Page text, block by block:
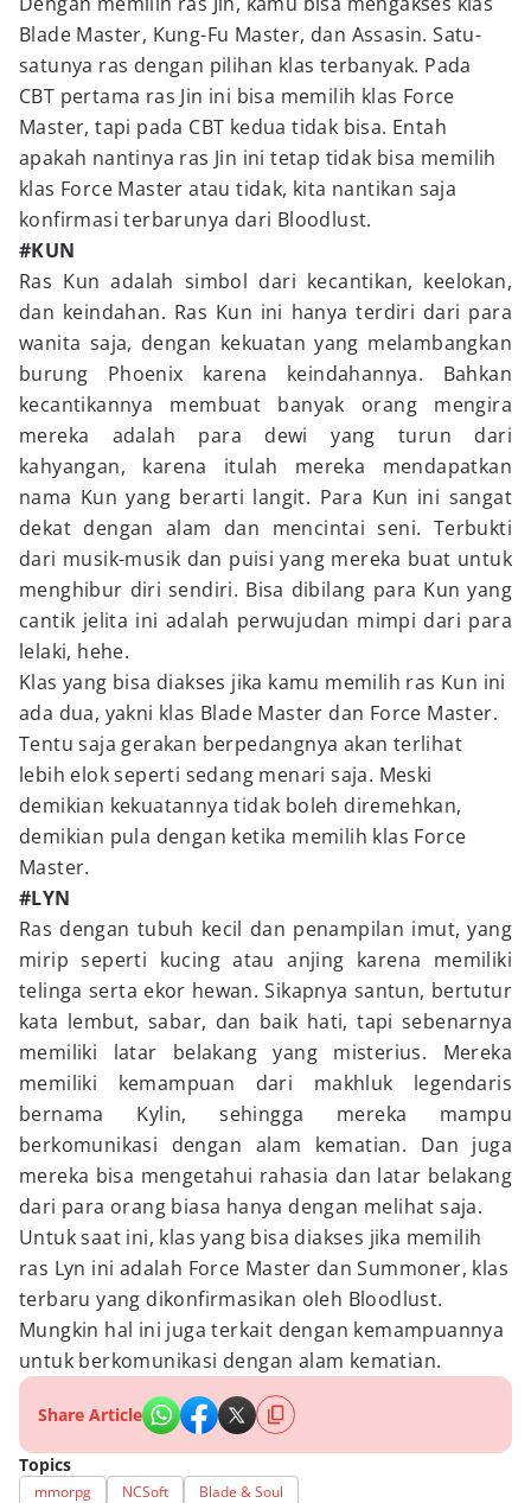
Blade Master, Kung-Fu Master, dan Assasin. Satu-
satunya ras dengan pilihan klas terbanyak. Pada
CBT pertama ras Jin ini bisa memilih klas Force
Master, tapi pada CBT kedua tidak bisa. Entah
apakah nantinya ras Jin ini tetap tidak bisa memilih
klas Force Master atau tidak, kita nantikan saja
konfirmasi terbarunya dari Bloodlust.
#KUN
Ras Kun adalah simbol dari kecantikan, keelokan,
dan keindahan. Ras Kun ini hanya terdiri dari para
wanita saja, dengan kekuatan yang melambangkan
burung Phoenix karena keindahannya. Bahkan
kecantikannya membuat banyak orang mengira
mereka adalah para dewi yang turun dari
kahyangan, karena itulah mereka mendapatkan
nama Kun yang berarti langit. Para Kun ini sangat
dekat dengan alam dan mencintai seni. Terbukti
dari musik-musik dan puisi yang mereka buat untuk
menghibur diri sendiri. Bisa dibilang para Kun yang
cantik jelita ini adalah perwujudan mimpi dari para
lelaki, hehe.
Klas yang bisa diakses jika kamu memilih ras Kun ini
ada dua, yakni klas Blade Master dan Force Master.
Tentu saja gerakan berpedangnya akan terlihat
lebih elok seperti sedang menari saja. Meski
demikian kekuatannya tidak boleh diremehkan,
demikian pula dengan ketika memilih klas Force
Master.
#LYN
Ras dengan tubuh kecil dan penampilan imut, yang
mirip seperti kucing atau anjing karena memiliki
telinga serta ekor hewan. Sikapnya santun, bertutur
kata lembut, sabar, dan baik hati, tapi sebenarnya
memiliki latar belakang yang misterius. Mereka
memiliki kemampuan dari makhluk legendaris
bernama Kylin, sehingga mereka mampu
berkomunikasi dengan alam kematian. Dan juga
mereka bisa mengetahui rahasia dan latar belakang
dari para orang biasa hanya dengan melihat saja.
Untuk saat ini, klas yang bisa diakses jika memilih
ras Lyn ini adalah Force Master dan Summoner, klas
terbaru yang dikonfirmasikan oleh Bloodlust.
Mungkin hal ini juga terkait dengan kemampuannya
untuk berkomunikasi dengan alam kematian.
Share Article
Topics
mmorpg NCSoft Blade & Soul